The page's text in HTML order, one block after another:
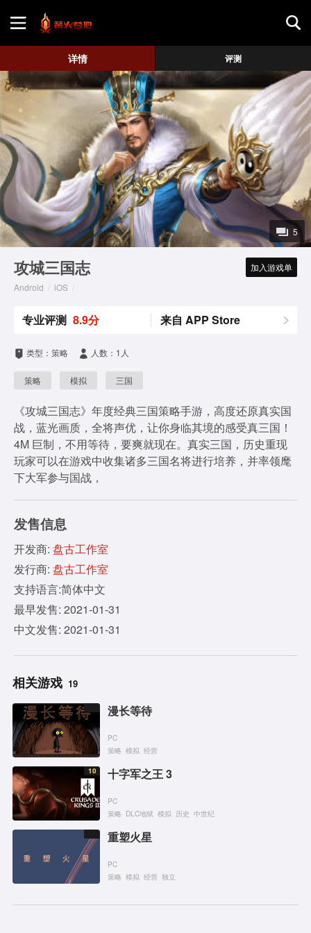
游戏评测
地图攻略
详情 评测
5
攻城三国志
Android iOS
加入游戏单
专业评测 8.9分 来自 APP Store
类型：策略 人数：1人
策略 模拟 三国
《攻城三国志》年度经典三国策略手游，高度还原真实国
战，蓝光画质，全将声优，让你身临其境的感受真三国！
4M 巨制，不用等待，要爽就现在。真实三国，历史重现
玩家可以在游戏中收集诸多三国名将进行培养，并率领麾
下大军参与国战，
发售信息
开发商: 盘古工作室
发行商: 盘古工作室
支持语言:简体中文
最早发售: 2021-01-31
中文发售: 2021-01-31
相关游戏 19
漫长等待
PC
策略 模拟 经营
10 十字军之王 3
PC
策略 DLC地狱 模拟 历史 中世纪
重塑火星
PC
策略 模拟 经营 独立